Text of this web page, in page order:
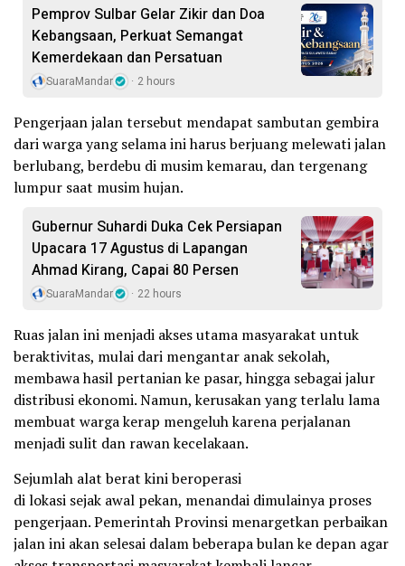
Pemprov Sulbar Gelar Zikir dan Doa
Kebangsaan, Perkuat Semangat
Kemerdekaan dan Persatuan
SuaraMandar 2 hours
Pengerjaan jalan tersebut mendapat sambutan gembira
dari warga yang selama ini harus berjuang melewati jalan
berlubang, berdebu di musim kemarau, dan tergenang
lumpur saat musim hujan.
Gubernur Suhardi Duka Cek Persiapan
Upacara 17 Agustus di Lapangan
Ahmad Kirang, Capai 80 Persen
SuaraMandar 22 hours
Ruas jalan ini menjadi akses utama masyarakat untuk
beraktivitas, mulai dari mengantar anak sekolah,
membawa hasil pertanian ke pasar, hingga sebagai jalur
distribusi ekonomi. Namun, kerusakan yang terlalu lama
membuat warga kerap mengeluh karena perjalanan
menjadi sulit dan rawan kecelakaan.
Sejumlah alat berat kini beroperasi
di lokasi sejak awal pekan, menandai dimulainya proses
pengerjaan. Pemerintah Provinsi menargetkan perbaikan
jalan ini akan selesai dalam beberapa bulan ke depan agar